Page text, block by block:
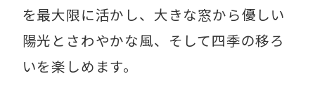
を最大限に活かし、大きな窓から優しい
陽光とさわやかな風、そして四季の移ろ
いを楽しめます。